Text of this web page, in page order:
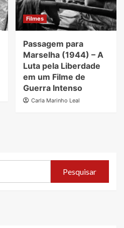
Filmes
Passagem para
Marselha (1944) – A
Luta pela Liberdade
em um Filme de
Guerra Intenso
Carla Marinho Leal
Pesquisar